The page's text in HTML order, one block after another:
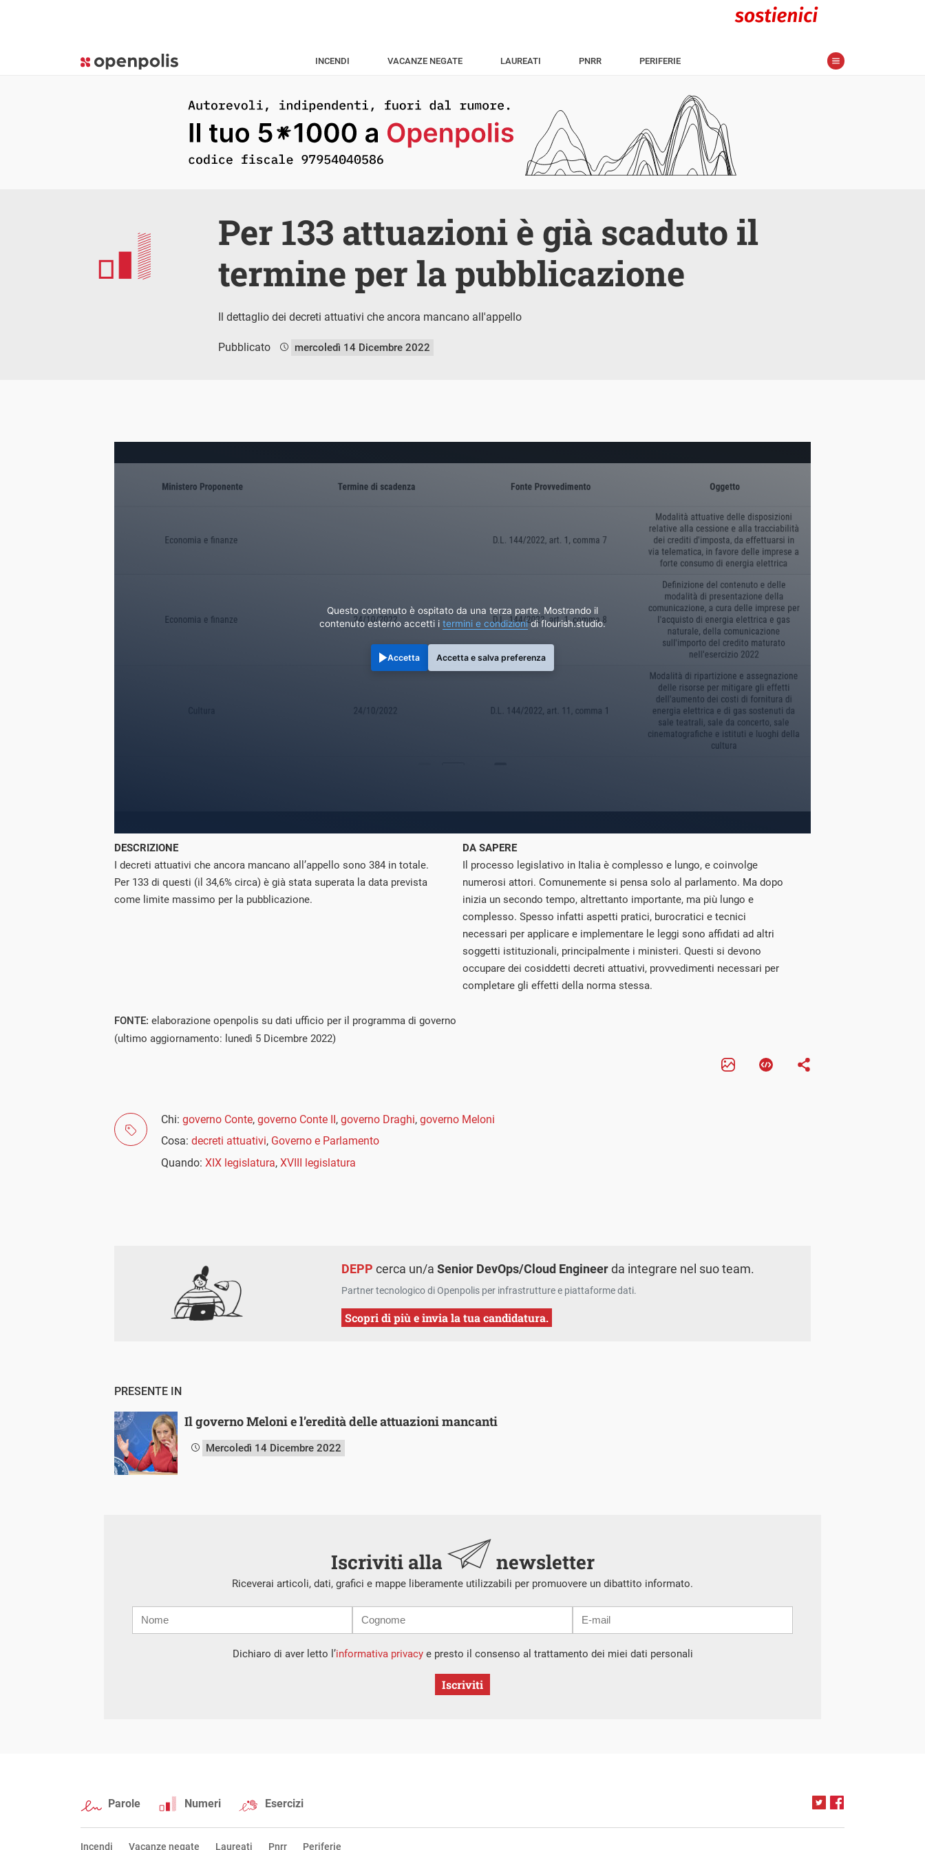
INCENDI VACANZE NEGATE LAUREATI PNRR PERIFERIE
Per 133 attuazioni è già scaduto il
termine per la pubblicazione
Il dettaglio dei decreti attuativi che ancora mancano all'appello
Pubblicato mercoledì 14 Dicembre 2022
Questo contenuto è ospitato da una terza parte. Mostrando il
contenuto esterno accetti i termini e condizionidi flourish.studio.
Accetta Accetta e salva preferenza
DESCRIZIONE
I decreti attuativi che ancora mancano all’appello sono 384 in totale.
Per 133 di questi (il 34,6% circa) è già stata superata la data prevista
come limite massimo per la pubblicazione.
DA SAPERE
Il processo legislativo in Italia è complesso e lungo, e coinvolge
numerosi attori. Comunemente si pensa solo al parlamento. Ma dopo
inizia un secondo tempo, altrettanto importante, ma più lungo e
complesso. Spesso infatti aspetti pratici, burocratici e tecnici
necessari per applicare e implementare le leggi sono affidati ad altri
soggetti istituzionali, principalmente i ministeri. Questi si devono
occupare dei cosiddetti decreti attuativi, provvedimenti necessari per
completare gli effetti della norma stessa.
FONTE: elaborazione openpolis su dati ufficio per il programma di governo
(ultimo aggiornamento: lunedì 5 Dicembre 2022)
Chi: governo Conte, governo Conte II , governo Draghi, governo Meloni
Cosa: decreti attuativi, Governo e Parlamento
Quando: XIX legislatura, XVIII legislatura
DEPP cerca un/aSenior DevOps/Cloud Engineerda integrare nel suo team.
Partner tecnologico di Openpolis per infrastrutture e piattaforme dati.
Scopri di più e invia la tua candidatura.
PRESENTE IN
Il governo Meloni e l’eredità delle attuazioni mancanti
Mercoledì 14 Dicembre 2022
Iscriviti alla newsletter
Riceverai articoli, dati, grafici e mappe liberamente utilizzabili per promuovere un dibattito informato.
mail
Dichiaro di aver letto l’informativa privacye presto il consenso al trattamento dei miei dati personali
Iscriviti
Parole Numeri Esercizi
Incendi Vacanze negate Laureati Pnrr Periferie